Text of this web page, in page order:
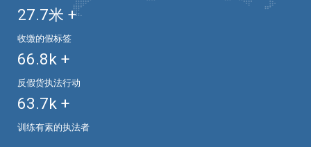
27.7米 +
收缴的假标签
66.8k +
反假货执法行动
63.7k +
训练有素的执法者